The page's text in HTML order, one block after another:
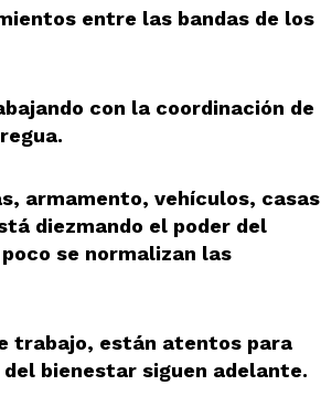
entre las bandas de los
con la coordinación de
armamento, vehículos, casas
diezmando el poder del
se normalizan las
trabajo, están atentos para
bienestar siguen adelante.